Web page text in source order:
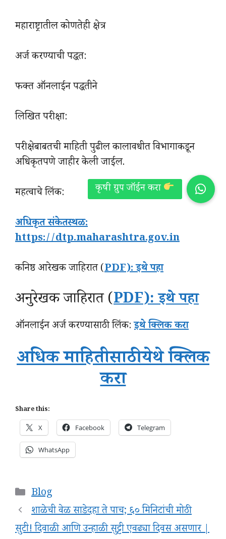
महाराष्ट्रातील कोणतेही क्षेत्र
अर्ज करण्याची पद्धत:
फक्त ऑनलाईन पद्धतीने
लिखित परीक्षा:
परीक्षेबाबतची माहिती पुढील कालावधीत विभागाकडून
अधिकृतपणे जाहीर केली जाईल.
महत्वाचे लिंक:
अधिकृत संकेतस्थळ:
https://dtp.maharashtra.gov.in
कनिष्ठ आरेखक जाहिरात (PDF): इथे पहा
अनुरेखक जाहिरात (PDF): इथे पहा
ऑनलाईन अर्ज करण्यासाठी लिंक:इथे क्लिक करा
अधिक माहितीसाठी येथे क्लिक
करा
Share this:
X Facebook Telegram
WhatsApp
Categories
Blog
शाळेची वेळ साडेदहा ते पाच; ६० मिनिटांची मोठी
सुटी! दिवाळी आणि उन्हाळी सुट्टी एवढ्या दिवस असणार |